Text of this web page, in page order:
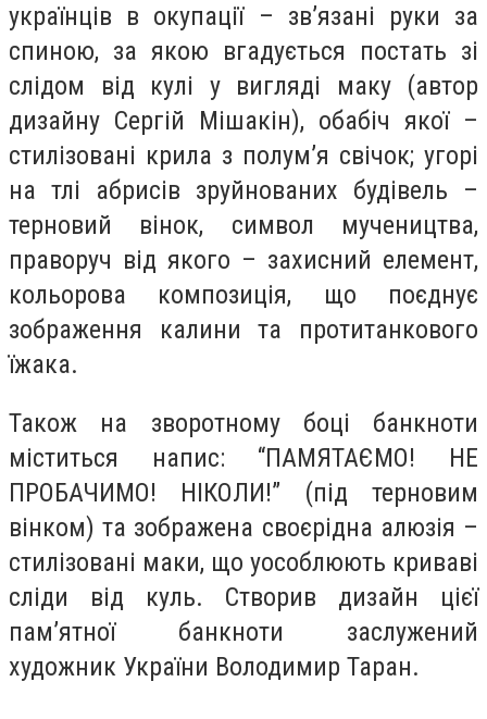
українців в окупації – зв’язані руки за
спиною, за якою вгадується постать зі
слідом від кулі у вигляді маку (автор
дизайну Сергій Мішакін), обабіч якої –
стилізовані крила з полум’я свічок; угорі
на тлі абрисів зруйнованих будівель –
терновий вінок, символ мучеництва,
праворуч від якого – захисний елемент,
кольорова композиція, що поєднує
зображення калини та протитанкового
їжака.
Також на зворотному боці банкноти
міститься напис: “ПАМЯТАЄМО! НЕ
ПРОБАЧИМО! НІКОЛИ!” (під терновим
вінком) та зображена своєрідна алюзія –
стилізовані маки, що уособлюють криваві
сліди від куль. Створив дизайн цієї
пам’ятної банкноти заслужений
художник України Володимир Таран.